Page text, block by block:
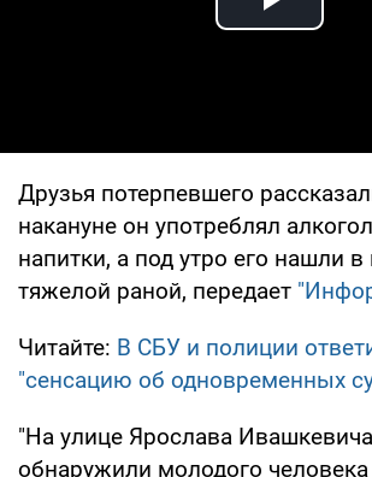
Play
Друзья потерпевшего
накануне он употреблял
напитки, а под утро его нашли в
тяжелой раной, передает
Читайте: В СБУ и полиции
"сенсацию об одновременных
"На улице Ярослава
обнаружили молодого